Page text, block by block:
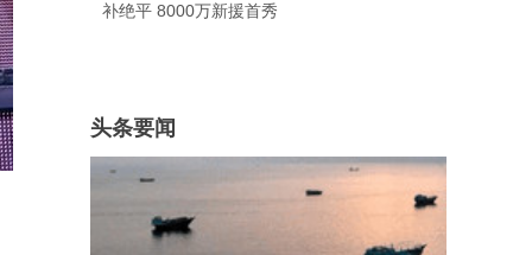
补绝平 8000万新援首秀
头条要闻